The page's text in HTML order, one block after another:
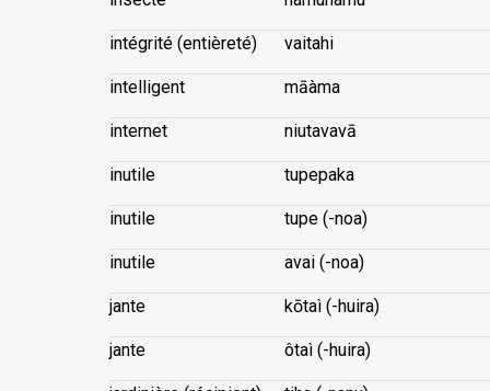
intégrité (entièreté) vaitahi
intelligent māàma
internet niutavavā
inutile tupepaka
inutile tupe (-noa)
inutile avai (-noa)
jante kōtaì (-huira)
jante ôtaì (-huira)